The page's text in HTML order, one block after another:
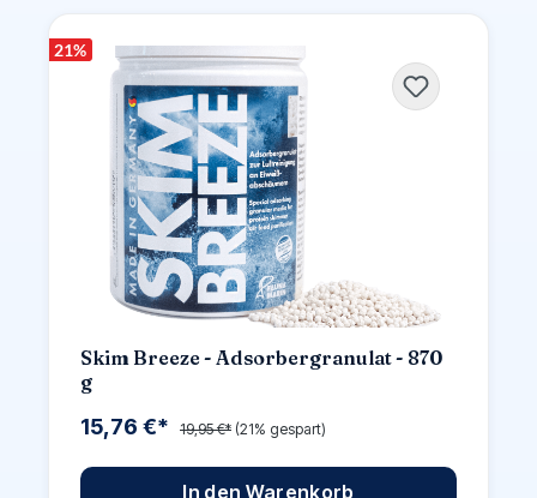
21%
Skim Breeze - Adsorbergranulat - 870
g
15,76 €* 19,95 €* (21% gespart)
In den Warenkorb